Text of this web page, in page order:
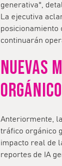
generativa",
La ejecutiva
posicionamiento
continuarán
NUEVAS
ORGÁNICO
Anteriormente,
tráfico orgánico
impacto real de
reportes de IA